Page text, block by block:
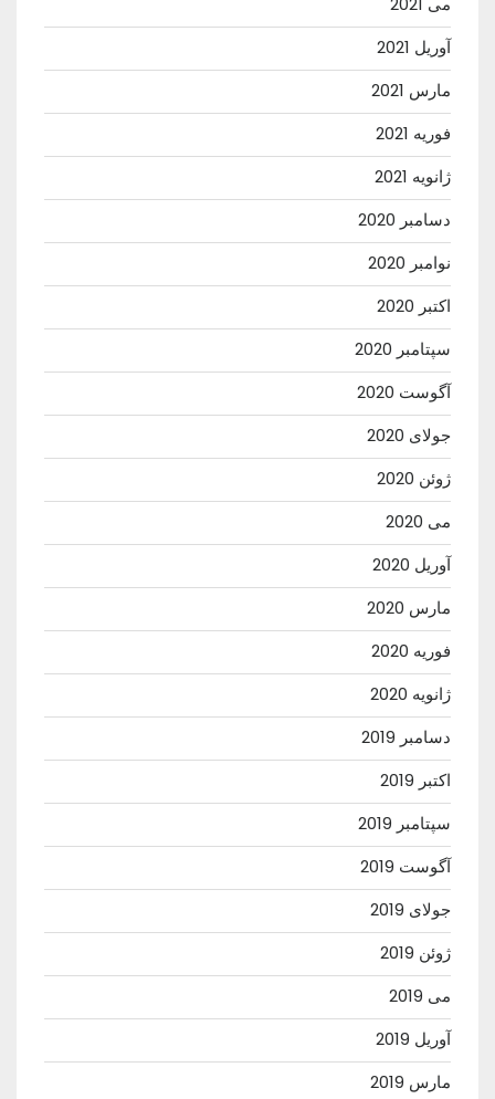
آوریل 2021
مارس 2021
فوریه 2021
ژانویه 2021
دسامبر 2020
نوامبر 2020
اکتبر 2020
سپتامبر 2020
آگوست 2020
جولای 2020
ژوئن 2020
می 2020
آوریل 2020
مارس 2020
فوریه 2020
ژانویه 2020
دسامبر 2019
اکتبر 2019
سپتامبر 2019
آگوست 2019
جولای 2019
ژوئن 2019
می 2019
آوریل 2019
مارس 2019